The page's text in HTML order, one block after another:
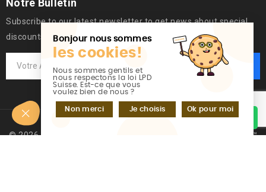
Notre Bulletin
Subscribe to our latest newsletter to get news about special
discounts.
© 2026 - Logiciel de commerce électronique par PrestaShop™
Bonjour nous sommes
les cookies!
Nous sommes gentils et
nous respectons la loi LPD
Suisse. Est-ce que vous
voulez bien de nous ?
Non merci Je choisis Ok pour moi
Discutez sur WhatsApp